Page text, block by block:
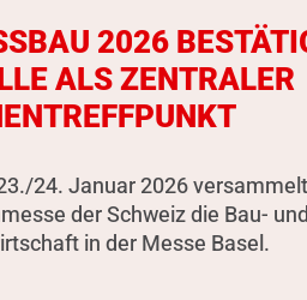
2026
ALS ZENTRALER
24. Januar 2026
der Schweiz die Bau-
in der Messe Basel.